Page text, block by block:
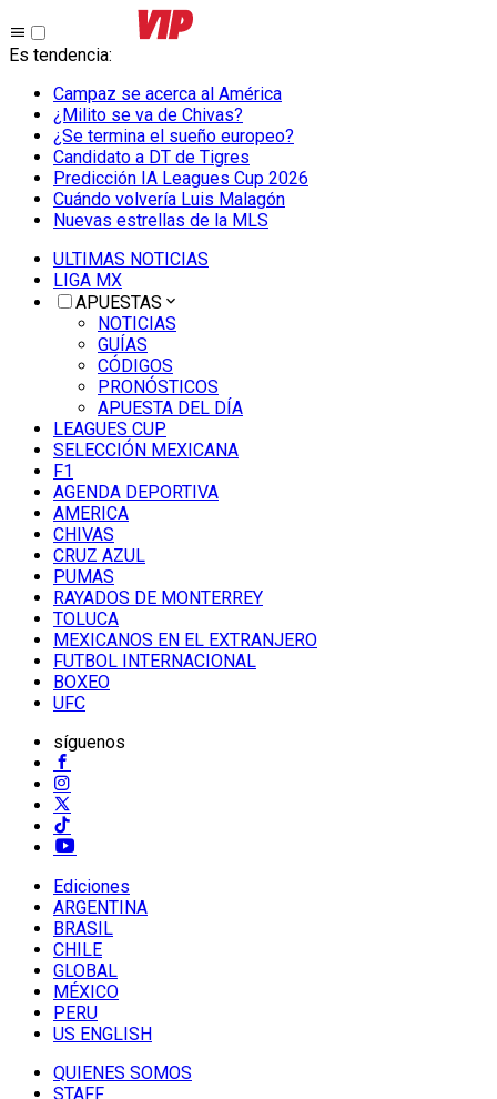
Es tendencia:
Campaz se acerca al América
¿Milito se va de Chivas?
¿Se termina el sueño europeo?
Candidato a DT de Tigres
Predicción IA Leagues Cup 2026
Cuándo volvería Luis Malagón
Nuevas estrellas de la MLS
ULTIMAS NOTICIAS
LIGA MX
APUESTAS
NOTICIAS
GUÍAS
CÓDIGOS
PRONÓSTICOS
APUESTA DEL DÍA
LEAGUES CUP
SELECCIÓN MEXICANA
F1
AGENDA DEPORTIVA
AMERICA
CHIVAS
CRUZ AZUL
PUMAS
RAYADOS DE MONTERREY
TOLUCA
MEXICANOS EN EL EXTRANJERO
FUTBOL INTERNACIONAL
BOXEO
UFC
síguenos
Ediciones
ARGENTINA
BRASIL
CHILE
GLOBAL
MÉXICO
PERU
US ENGLISH
QUIENES SOMOS
STAFF